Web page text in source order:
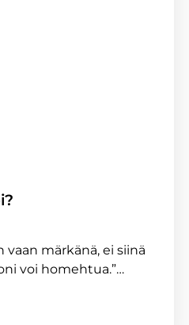
vaan märkänä, ei siinä
voi homehtua.”…